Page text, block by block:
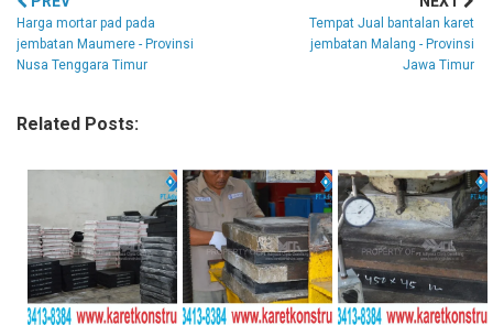
Harga mortar pad pada
jembatan Maumere - Provinsi
Nusa Tenggara Timur
Tempat Jual bantalan karet
jembatan Malang - Provinsi
Jawa Timur
Related Posts: